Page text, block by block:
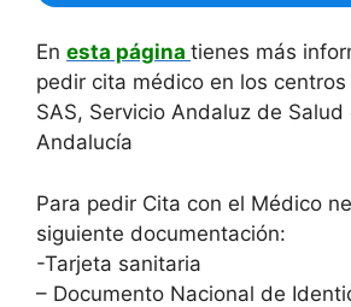
En esta página tienes más
pedir cita médico en los
SAS, Servicio Andaluz de
Andalucía
Para pedir Cita con el Médico
siguiente documentación:
-Tarjeta sanitaria
– Documento Nacional de